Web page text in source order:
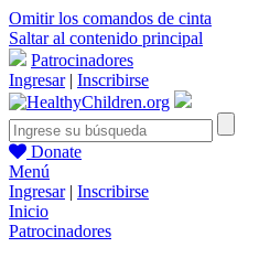
Omitir los comandos de cinta
Saltar al contenido principal
Patrocinadores
Ingresar| Inscribirse
Donate
Menú
Ingresar| Inscribirse
Inicio
Patrocinadores